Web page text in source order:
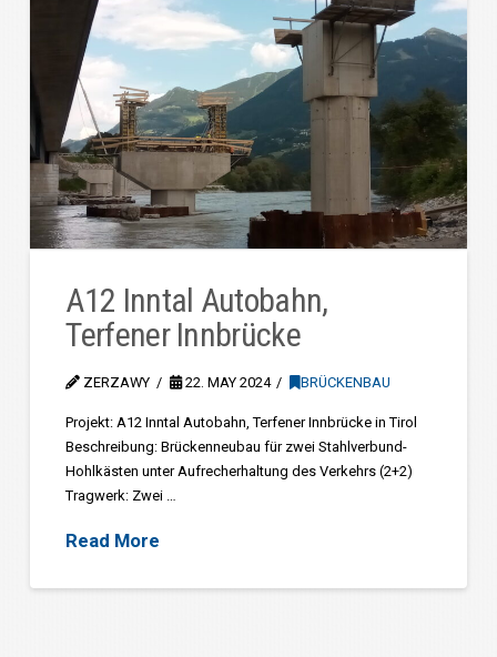
A12 Inntal Autobahn,
Terfener Innbrücke
ZERZAWY 22. MAY 2024 BRÜCKENBAU
Projekt: A12 Inntal Autobahn, Terfener Innbrücke in Tirol
Beschreibung: Brückenneubau für zwei Stahlverbund-
Hohlkästen unter Aufrecherhaltung des Verkehrs (2+2)
Tragwerk: Zwei …
Read More